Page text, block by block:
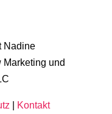
Nadine
und
Kontakt